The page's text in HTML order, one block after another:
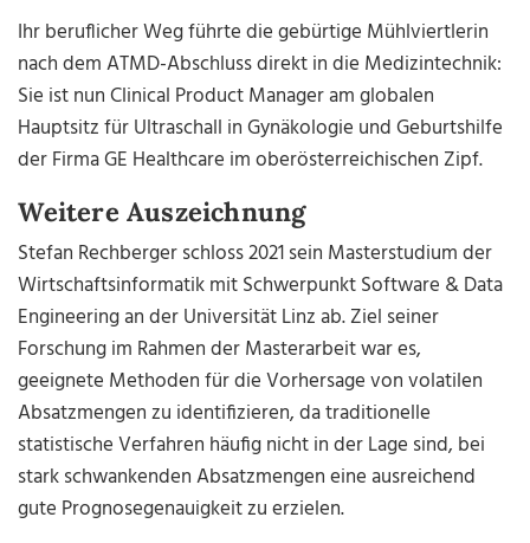
Ihr beruflicher Weg führte die gebürtige Mühlviertlerin
nach dem ATMD-Abschluss direkt in die Medizintechnik:
Sie ist nun Clinical Product Manager am globalen
Hauptsitz für Ultraschall in Gynäkologie und Geburtshilfe
der Firma GE Healthcare im oberösterreichischen Zipf.
Weitere Auszeichnung
Stefan Rechberger schloss 2021 sein Masterstudium der
Wirtschaftsinformatik mit Schwerpunkt Software & Data
Engineering an der Universität Linz ab. Ziel seiner
Forschung im Rahmen der Masterarbeit war es,
geeignete Methoden für die Vorhersage von volatilen
Absatzmengen zu identifizieren, da traditionelle
statistische Verfahren häufig nicht in der Lage sind, bei
stark schwankenden Absatzmengen eine ausreichend
gute Prognosegenauigkeit zu erzielen.